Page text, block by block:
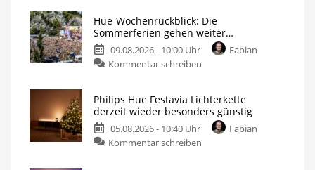
Hue-Wochenrückblick: Die
Sommerferien gehen weiter…
09.08.2026 - 10:00 Uhr
Fabian
Kommentar schreiben
Philips Hue Festavia Lichterkette
derzeit wieder besonders günstig
05.08.2026 - 10:40 Uhr
Fabian
Kommentar schreiben